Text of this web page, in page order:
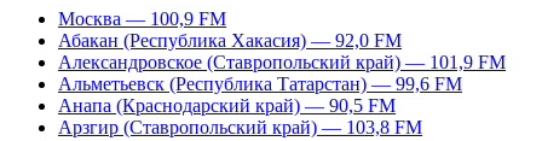
Москва — 100,9 FM
Абакан (Республика Хакасия) — 92,0 FM
Александровское (Ставропольский край) — 101,9 FM
Альметьевск (Республика Татарстан) — 99,6 FM
Анапа (Краснодарский край) — 90,5 FM
Арзгир (Ставропольский край) — 103,8 FM